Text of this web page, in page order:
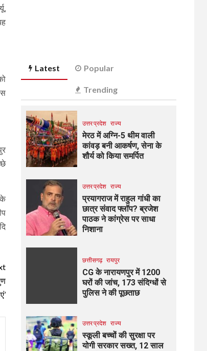
Latest Popular
Trending
उत्तर प्रदेश राज्य
मेरठ में अग्नि-5 थीम वाली
कांवड़ बनी आकर्षण, सेना के
शौर्य को किया समर्पित
उत्तर प्रदेश राज्य
प्रयागराज में राहुल गांधी का
छात्र संवाद फ्लॉप? ब्रजेश
पाठक ने कांग्रेस पर साधा
निशाना
छत्तीसगढ़ रायपुर
CG के नारायणपुर में 1200
घरों की जांच, 173 संदिग्धों से
पुलिस ने की पूछताछ
उत्तर प्रदेश राज्य
स्कूली बच्चों की सुरक्षा पर
योगी सरकार सख्त, 12 साल